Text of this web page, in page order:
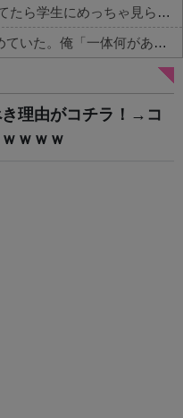
【画像】 まま「なんかプール入ってたら学生にめっちゃ見られたw」
出張から帰ったら、嫁の顔が青ざめていた。俺「一体何があったんだ？」嫁「…」→子供たちに話を聞くと…
き理由がコチラ！→コ
ｗｗｗ